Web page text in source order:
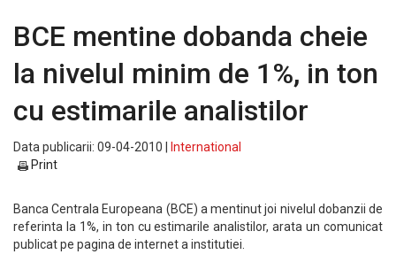
BCE mentine dobanda cheie
la nivelul minim de 1%, in ton
cu estimarile analistilor
Data publicarii: 09-04-2010 |
International
Print
Banca Centrala Europeana (BCE) a mentinut joi nivelul dobanzii de
referinta la 1%, in ton cu estimarile analistilor, arata un comunicat
publicat pe pagina de internet a institutiei.